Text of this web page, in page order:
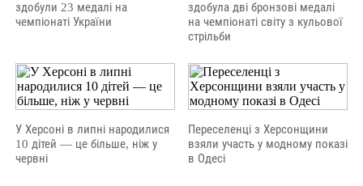
здобули 23 медалі на
чемпіонаті України
здобула дві бронзові медалі
на чемпіонаті світу з кульової
стрільби
У Херсоні в липні народилися
10 дітей — це більше, ніж у
червні
Переселенці з Херсонщини
взяли участь у модному показі
в Одесі